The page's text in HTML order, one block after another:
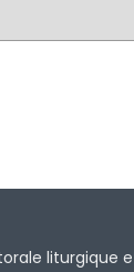
liturgique